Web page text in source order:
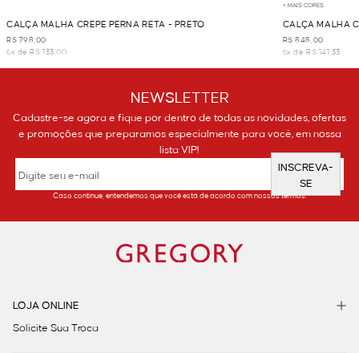
CALÇA MALHA CREPE PERNA RETA - PRETO
R$ 798,00
6x de R$ 133,00
+ MAIS CORES
CALÇA MALHA
R$ 848,00
6x de R$ 141,33
NEWSLETTER
Cadastre-se agora e fique por dentro de todas as novidades, ofertas
e promoções que preparamos especialmente para você, em nossa
lista VIP!
INSCREVA-
SE
Caso continue, entendemos que você está de acordo com nossos termos.
LOJA ONLINE
Solicite Sua Troca